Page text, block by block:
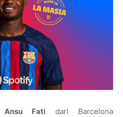
Ansu Fati dari Barcelona